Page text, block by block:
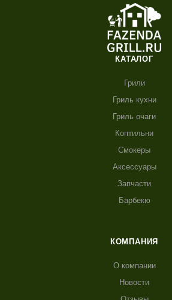
КАТАЛОГ
Грили
Гриль кухни
Гриль очаги
Коптильни
Смокеры
Аксессуары
Запчасти
Барбекю
КОМПАНИЯ
О компании
Новости